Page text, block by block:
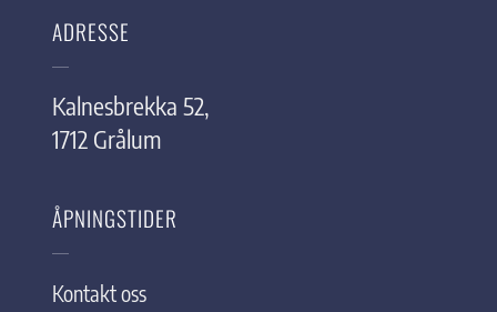
ADRESSE
Kalnesbrekka 52,
1712 Grålum
ÅPNINGSTIDER
Kontakt oss